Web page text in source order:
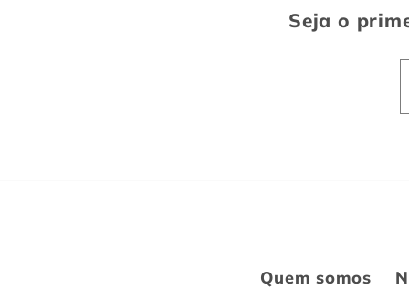
Seja o
Quem somos